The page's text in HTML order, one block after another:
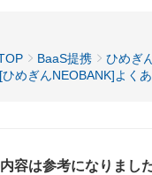
BaaS提携
ひめぎ
[ひめぎんNEOBANK]よく
容は参考になりまし